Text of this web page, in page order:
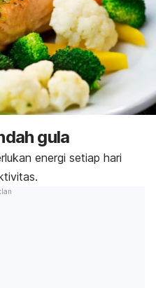
gula
energi setiap hari